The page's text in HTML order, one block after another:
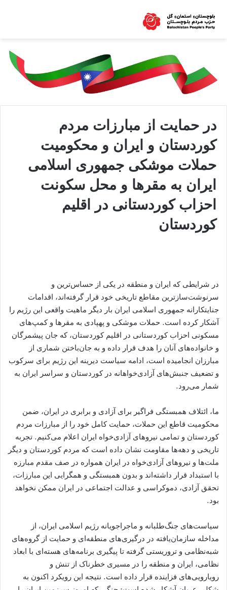
در حمایت از مبارزات مردم
کوردستان و ایران و محکومیت
حملات موشکی جمهوری اسلامی
ایران بە مقرها و محل سکونت
احزاب کوردستانی در اقلیم
کوردستان
در شرایطی که ایران و منطقه در یکی از حساس‌ترین و
سرنوشت‌سازترین مقاطع تاریخی خود قرار گرفته‌اند، اقدامات
جنایتکارانه جمهوری اسلامی ایران بار دیگر ماهیت واقعی این رژیم را
آشکار کرده است. حملات موشکی و پهپادی به مقرها و کمپ‌های
مسکونی احزاب کوردستانی در اقلیم کوردستان، که جان پیشمرگان
و خانواده‌های آنان را هدف قرار داده و به جان‌باختن شماری از
مبارزان انجامیده است، ادامه سیاست دیرینه این رژیم برای سرکوب
و تضعیف جنبش‌های آزادی‌خواهانه در کوردستان و سراسر ایران به
شمار می‌رود.
ما، ائتلاف همبستگی فراگیر برای آزادی و برابری در ایران، ضمن
محکومیت قاطع این حملات، حمایت کامل خود را از مبارزات مردم
کوردستان و تمامی نیروهای آزادی‌خواه ایران اعلام می‌کنیم. تجربه
تاریخی و دهه‌ها مقاومت نشان داده است که مردم کوردستان و دیگر
ملت‌ها و نیروهای آزادی‌خواه در ایران همواره در صف مقدم مبارزه
با استبداد قرار داشته‌اند و بدون همبستگی و همگرایی این مبارزات،
تحقق آزادی، دموکراسی و عدالت اجتماعی در ایران ممکن نخواهد
بود.
سیاست‌های جنگ‌طلبانه و ماجراجویانه رژیم اسلامی ایران، از
مداخله سازمان‌یافته در درگیری‌های منطقه‌ای و حمایت از گروه‌های
شبه‌نظامی و تروریستی گرفته تا پیگیری برنامه‌های هسته‌ای با ابعاد
نظامی، ایران و منطقه را در مسیری خطرناک از تنش و
رویارویی‌های فزاینده قرار داده است. نتیجه این رویکرد اکنون به